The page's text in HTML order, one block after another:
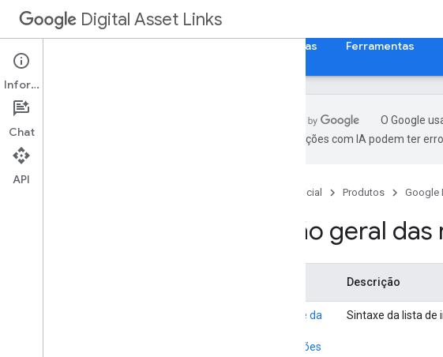
Digital Asset Links
Amostras Ferramentas
Visão geral das referências
Sintaxe da lista de instruções
O Google
As traduções com IA podem ter
Página inicial Produtos Google
Visão geral
Descrição
Sintaxe da
instruções
Sintaxe da lista de
Informações
Chat
API